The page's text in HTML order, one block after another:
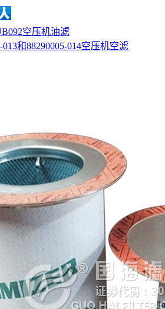
空压机油滤
013和88290005-014空压机空滤